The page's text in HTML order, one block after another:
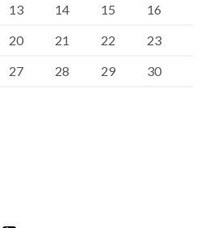
13 14 15
16
20 21 22
23
27 28 29
30